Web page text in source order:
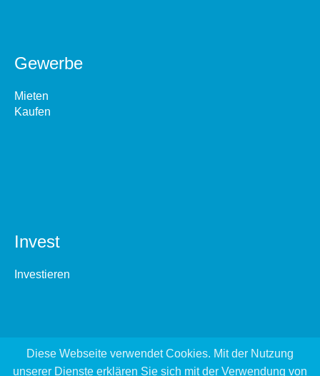
Gewerbe
Mieten
Kaufen
Invest
Investieren
Diese Webseite verwendet Cookies. Mit der Nutzung
unserer Dienste erklären Sie sich mit der Verwendung von